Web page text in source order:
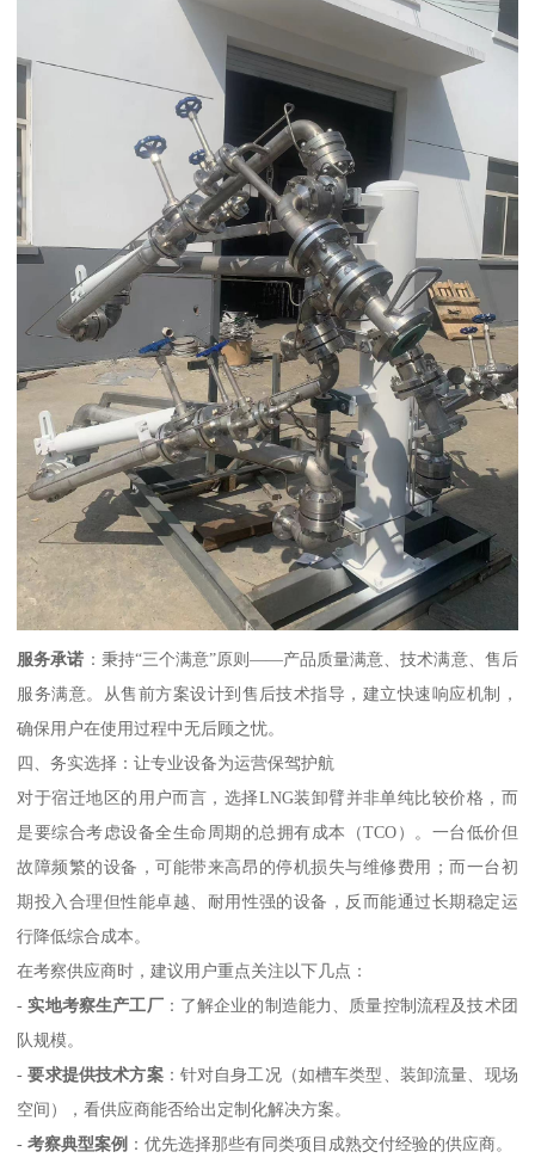
服务承诺 ：秉持“三个满意”原则——产品质量满意、技术满意、售后
服务满意。从售前方案设计到售后技术指导，建立快速响应机制，
确保用户在使用过程中无后顾之忧。
四、务实选择：让专业设备为运营保驾护航
对于宿迁地区的用户而言，选择LNG装卸臂并非单纯比较价格，而
是要综合考虑设备全生命周期的总拥有成本（TCO）。一台低价但
故障频繁的设备，可能带来高昂的停机损失与维修费用；而一台初
期投入合理但性能卓越、耐用性强的设备，反而能通过长期稳定运
行降低综合成本。
在考察供应商时，建议用户重点关注以下几点：
-实地考察生产工厂：了解企业的制造能力、质量控制流程及技术团
队规模。
-要求提供技术方案：针对自身工况（如槽车类型、装卸流量、现场
空间），看供应商能否给出定制化解决方案。
-考察典型案例 ：优先选择那些有同类项目成熟交付经验的供应商。